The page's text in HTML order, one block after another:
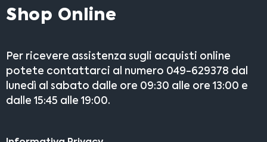
Shop Online
Per ricevere assistenza sugli acquisti online
potete contattarci al numero 049-629378 dal
lunedì al sabato dalle ore 09:30 alle ore 13:00 e
dalle 15:45 alle 19:00.